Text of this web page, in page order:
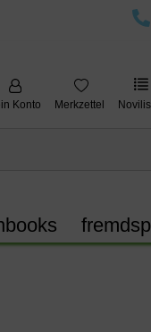
Konto Merkzettel